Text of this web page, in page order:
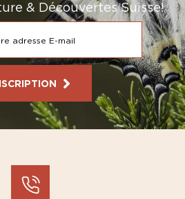
& Découvertes Suisse!